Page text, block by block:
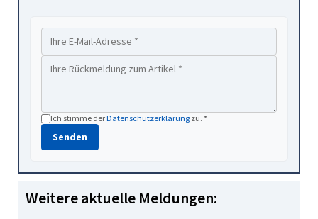
Ich stimme derDatenschutzerklärung zu. *
Senden
Weitere aktuelle Meldungen: